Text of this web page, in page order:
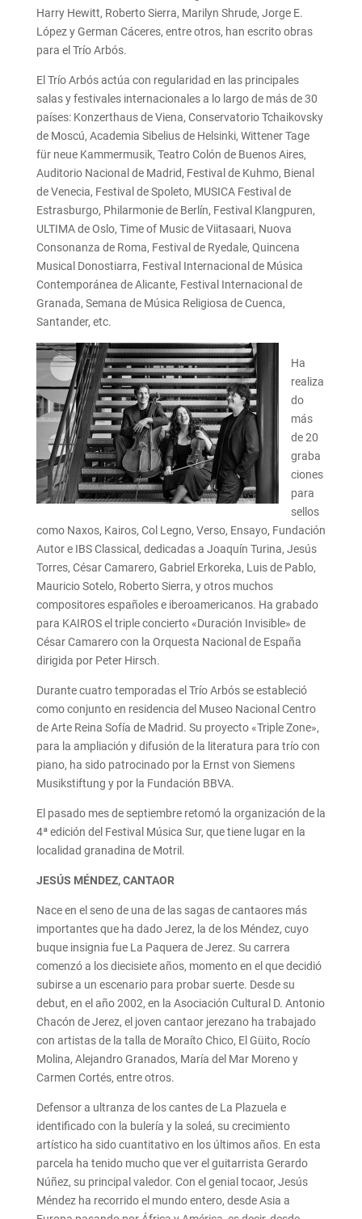
Harry Hewitt, Roberto Sierra, Marilyn Shrude, Jorge E.
López y German Cáceres, entre otros, han escrito obras
para el Trío Arbós.
El Trío Arbós actúa con regularidad en las principales
salas y festivales internacionales a lo largo de más de 30
países: Konzerthaus de Viena, Conservatorio Tchaikovsky
de Moscú, Academia Sibelius de Helsinki, Wittener Tage
für neue Kammermusik, Teatro Colón de Buenos Aires,
Auditorio Nacional de Madrid, Festival de Kuhmo, Bienal
de Venecia, Festival de Spoleto, MUSICA Festival de
Estrasburgo, Philarmonie de Berlín, Festival Klangpuren,
ULTIMA de Oslo, Time of Music de Viitasaari, Nuova
Consonanza de Roma, Festival de Ryedale, Quincena
Musical Donostiarra, Festival Internacional de Música
Contemporánea de Alicante, Festival Internacional de
Granada, Semana de Música Religiosa de Cuenca,
Santander, etc.
Ha
realiza
do
más
de 20
graba
ciones
para
sellos
como Naxos, Kairos, Col Legno, Verso, Ensayo, Fundación
Autor e IBS Classical, dedicadas a Joaquín Turina, Jesús
Torres, César Camarero, Gabriel Erkoreka, Luis de Pablo,
Mauricio Sotelo, Roberto Sierra, y otros muchos
compositores españoles e iberoamericanos. Ha grabado
para KAIROS el triple concierto «Duración Invisible» de
César Camarero con la Orquesta Nacional de España
dirigida por Peter Hirsch.
Durante cuatro temporadas el Trío Arbós se estableció
como conjunto en residencia del Museo Nacional Centro
de Arte Reina Sofía de Madrid. Su proyecto «Triple Zone»,
para la ampliación y difusión de la literatura para trío con
piano, ha sido patrocinado por la Ernst von Siemens
Musikstiftung y por la Fundación BBVA.
El pasado mes de septiembre retomó la organización de la
4ª edición del Festival Música Sur, que tiene lugar en la
localidad granadina de Motril.
JESÚS MÉNDEZ, CANTAOR
Nace en el seno de una de las sagas de cantaores más
importantes que ha dado Jerez, la de los Méndez, cuyo
buque insignia fue La Paquera de Jerez. Su carrera
comenzó a los diecisiete años, momento en el que decidió
subirse a un escenario para probar suerte. Desde su
debut, en el año 2002, en la Asociación Cultural D. Antonio
Chacón de Jerez, el joven cantaor jerezano ha trabajado
con artistas de la talla de Moraíto Chico, El Güito, Rocío
Molina, Alejandro Granados, María del Mar Moreno y
Carmen Cortés, entre otros.
Defensor a ultranza de los cantes de La Plazuela e
identificado con la bulería y la soleá, su crecimiento
artístico ha sido cuantitativo en los últimos años. En esta
parcela ha tenido mucho que ver el guitarrista Gerardo
Núñez, su principal valedor. Con el genial tocaor, Jesús
Méndez ha recorrido el mundo entero, desde Asia a